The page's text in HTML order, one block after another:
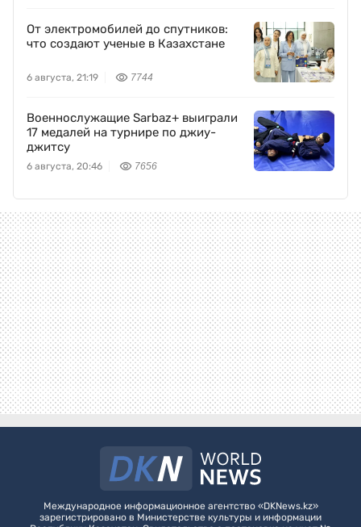
От электромобилей до спутников:
что создают ученые в Казахстане
6 августа, 21:19 7744
Военнослужащие Sarbaz+ выиграли
17 медалей на турнире по джиу-
джитсу
6 августа, 20:46 7656
Международное информационное агентство «DKNews.kz»
зарегистрировано в Министерстве культуры и информации